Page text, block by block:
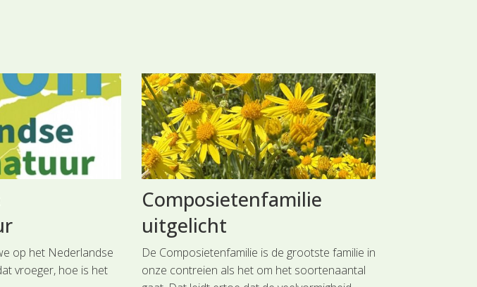
op het Nederlandse
vroeger, hoe is het
Composietenfamilie
uitgelicht
De Composietenfamilie is de grootste familie in
onze contreien als het om het soortenaantal